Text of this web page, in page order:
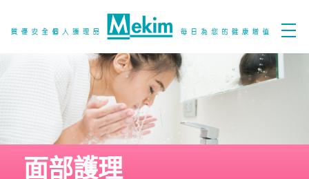
面部護理